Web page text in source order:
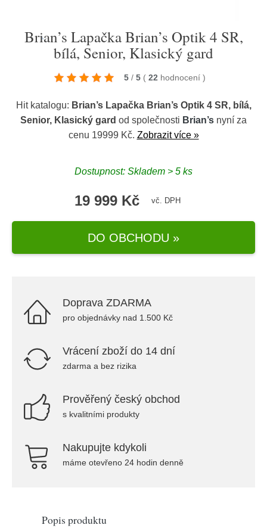
Brian’s Lapačka Brian’s Optik 4 SR,
bílá, Senior, Klasický gard
5 / 5 ( 22 hodnocení )
Hit katalogu: Brian’s Lapačka Brian’s Optik 4 SR, bílá,
Senior, Klasický gard od společnosti Brian’s nyní za
cenu 19999 Kč. Zobrazit více »
Dostupnost: Skladem > 5 ks
19 999 Kč vč. DPH
DO OBCHODU »
Doprava ZDARMA
pro objednávky nad 1.500 Kč
Vrácení zboží do 14 dní
zdarma a bez rizika
Prověřený český obchod
s kvalitními produkty
Nakupujte kdykoli
máme otevřeno 24 hodin denně
Popis produktu